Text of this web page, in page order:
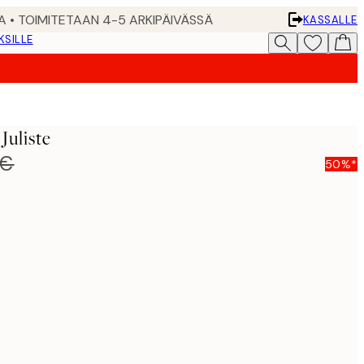
• TOIMITETAAN 4-5 ARKIPÄIVÄSSÄ
KASSALLE
50%*